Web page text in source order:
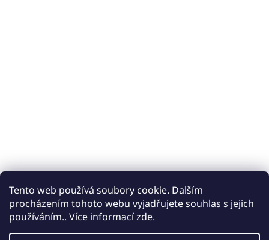
Tento web používá soubory cookie. Dalším
procházením tohoto webu vyjadřujete souhlas s jejich
používáním.. Více informacízde.